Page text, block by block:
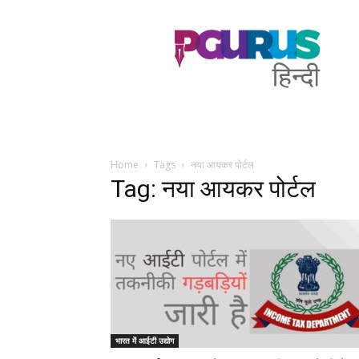
PGurus
Hindi
Home Tags नया आयकर पोर्टल
Tag: नया आयकर पोर्टल
भारत में आईटी उद्योग